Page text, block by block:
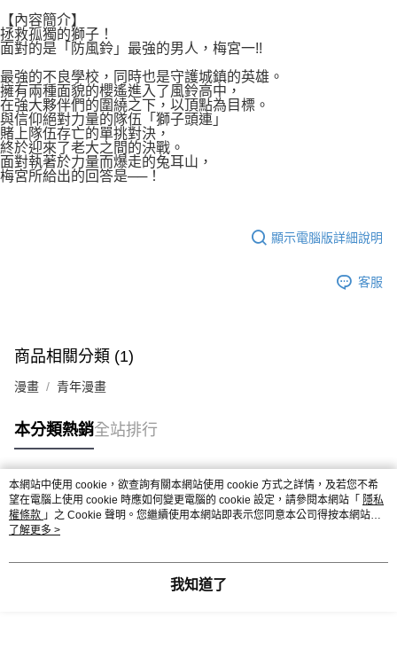
５．嚴禁一人註冊多個帳號或使用他人資訊註冊。若發現惡意使用之情形，
恩沛科技股份有限公司將有權停止該用戶之使用額度並採取法律行動。
【內容簡介】
拯救孤獨的獅子！
面對的是「防風鈴」最強的男人，梅宮一!!
最強的不良學校，同時也是守護城鎮的英雄。
擁有兩種面貌的櫻遙進入了風鈴高中，
在強大夥伴們的圍繞之下，以頂點為目標。
與信仰絕對力量的隊伍「獅子頭連」
賭上隊伍存亡的單挑對決，
終於迎來了老大之間的決戰。
面對執著於力量而爆走的兔耳山，
梅宮所給出的回答是──！
顯示電腦版詳細說明
客服
商品相關分類 (1)
漫畫 青年漫畫
本分類熱銷全站排行
熱門標籤
本網站中使用 cookie，欲查詢有關本網站使用 cookie 方式之詳情，及若您不希
望在電腦上使用 cookie 時應如何變更電腦的 cookie 設定，請參閱本網站「 隱私
權條款 」之 Cookie 聲明。您繼續使用本網站即表示您同意本公司得按本網站使
用條款之 Cookie 聲明使用 cookie。
了解更多 >
我知道了